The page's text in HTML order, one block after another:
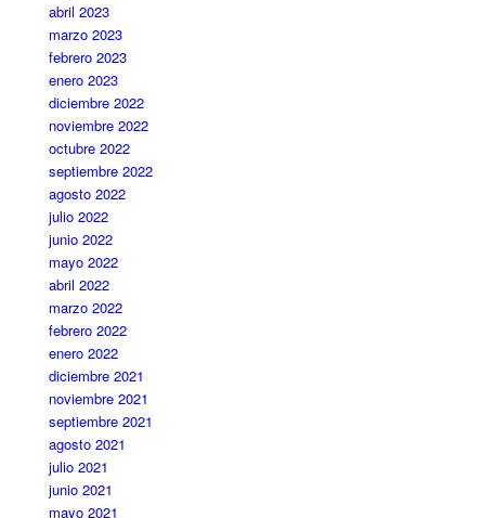
abril 2023
marzo 2023
febrero 2023
enero 2023
diciembre 2022
noviembre 2022
octubre 2022
septiembre 2022
agosto 2022
julio 2022
junio 2022
mayo 2022
abril 2022
marzo 2022
febrero 2022
enero 2022
diciembre 2021
noviembre 2021
septiembre 2021
agosto 2021
julio 2021
junio 2021
mayo 2021